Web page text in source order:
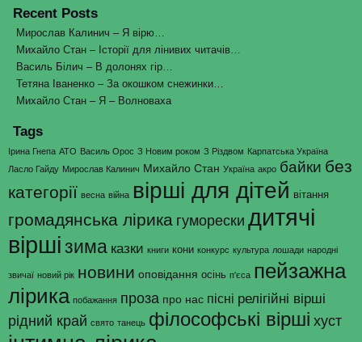
Recent Posts
Мирослав Калинич – Я вірю…
Михайло Стан – Історії для лінивих читачів…
Василь Білич – В долонях гір…
Тетяна Іваненко – За окошком снежинки…
Михайло Стан – Я – Волноваха
Tags
Ірина Гнепа АТО Василь Орос З Новим роком З Різдвом Карпатська Україна
Ласло Гайду Мирослав Калинич Михайло Стан Україна акро байки без
категорії весна війна вірші для дітей вітання
громадянська лірика гуморески дитячі
віршізима казки книги кони конкурс культура лошади народні
звичаї новий рік новини оповідання осінь п'єса пейзажна
лірика побажання проза про нас пісні релігійні вірші
рідний край свято танець філософські вірші хуст